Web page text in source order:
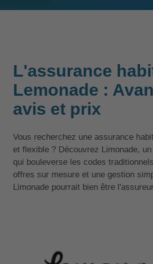
L'assurance
Lemonade :
avis et prix
Vous recherchez une assurance
et flexible ? Découvrez Limonade,
qui bouleverse les codes
offres sur mesure et une gestion
Limonade pourrait bien être